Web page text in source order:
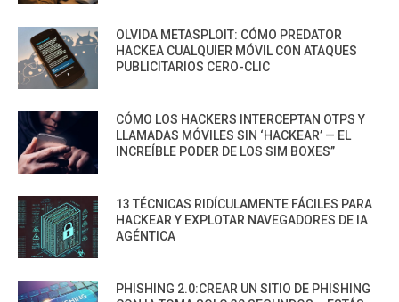
OLVIDA METASPLOIT: CÓMO PREDATOR
HACKEA CUALQUIER MÓVIL CON ATAQUES
PUBLICITARIOS CERO-CLIC
CÓMO LOS HACKERS INTERCEPTAN OTPS Y
LLAMADAS MÓVILES SIN ‘HACKEAR’ — EL
INCREÍBLE PODER DE LOS SIM BOXES”
13 TÉCNICAS RIDÍCULAMENTE FÁCILES PARA
HACKEAR Y EXPLOTAR NAVEGADORES DE IA
AGÉNTICA
PHISHING 2.0:CREAR UN SITIO DE PHISHING